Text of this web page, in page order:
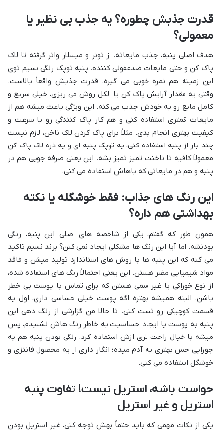
قدرت جذبش چطوره؟ یه جذب بی نظیر یا
معمولی؟
هدف اصلی پنبه، جذب مایعاته. از تونر و میسلار واتر گرفته تا لاک
پاک کن و حتی مایعات ضدعفونی کننده. پنبه توپک رنگی نسیم توی
این زمینه هم نمره خوبی می گیره. قدرت جذبش واقعاً بالاست.
وقتی یه مقدار آرایش پاک کن یا الکل روش می ریزی، خیلی سریع و
کامل مایع رو به خودش جذب می کنه. این ویژگی باعث میشه هم از
مایعات کمتری استفاده کنی و هم کار پاک کنندگی رو با سرعت و
کیفیت بهتری انجام بدی. مثلاً برای پاک کردن لاک ناخن، لازم نیست
چند بار از پنبه استفاده کنی، یه توپک پنبه ای و یه ذره لاک پاک کن
معمولاً کافیه تا ناخنت تمیز تمیز بشه. این یعنی صرفه جویی هم در
پنبه و هم در مایعاتی که باهاش استفاده می کنی.
این رنگ های جذاب: فقط خوشگله یا نکته
بهداشتی هم داره؟
همون طور که گفتم، یکی از شاخصه های اصلی این پنبه، رنگی
بودنشه. اما آیا این رنگ ها مشکلی ایجاد نمی کنن؟ برند نسیم تاکید
می کنه که این پنبه ها با روش های استاندارد تولید میشن و فاقد
مواد شیمیایی مضر هستن. این یعنی احتمالاً رنگ های استفاده شده،
از نوع خوراکی یا غیر سمی هستن که برای تماس با پوست بی خطر
باشن. البته همیشه بهتره اگه پوست خیلی حساسی داری، اول یه
قسمت کوچیکی رو تست کنی. تا حالا من گزارشی از رنگ دهی این
پنبه به پوست یا ایجاد حساسیت به خاطر رنگ هاش نشنیدم، پس
میشه با خیال راحت تری ازش استفاده کرد. رنگی بودن پنبه هم یه
جورایی حس بهتری به آدم میده؛ انگار داری از یه محصول فانتزی و
خوشگل استفاده می کنی.
حواست باشه، استریل نیست! تفاوت پنبه
استریل و غیر استریل
یکی از نکات مهمی که باید حتماً بهش توجه کنی، غیر استریل بودن